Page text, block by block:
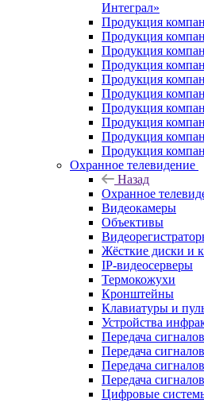
Интеграл»
Продукция
Продукция
Продукция
Продукция
Продукция
Продукция
Продукция
Продукция
Продукция
Продукция
Охранное телевидение
Назад
Охранное
Видеокамеры
Объективы
Жёсткие диски и
IP-видеосерверы
Термокожухи
Кронштейны
Клавиатуры и
Устройства
Передача
Передача
Передача
Передача
Цифровые